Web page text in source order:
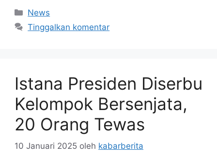
Kategori
News
Tinggalkan komentar
Istana Presiden Diserbu
Kelompok Bersenjata,
20 Orang Tewas
10 Januari 2025 oleh kabarberita